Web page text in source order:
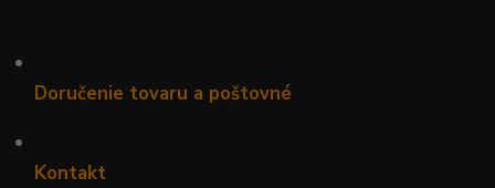
•
Doručenie tovaru a poštovné
•
Kontakt